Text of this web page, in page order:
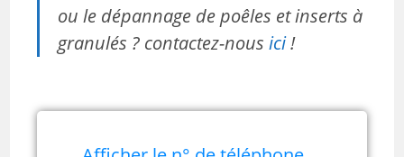
ou le dépannage de poêles et inserts à
granulés ? contactez-nousici!